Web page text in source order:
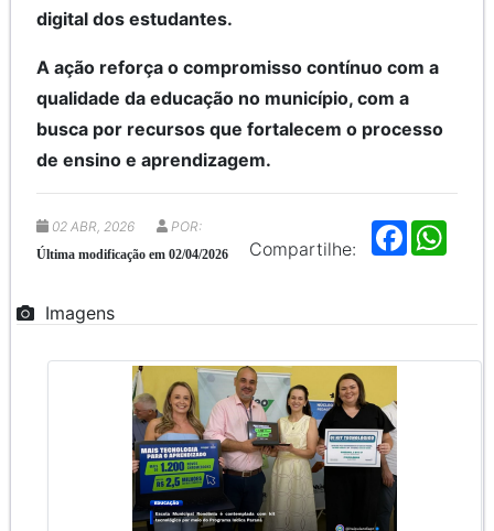
digital dos estudantes.
A ação reforça o compromisso contínuo com a
qualidade da educação no município, com a
busca por recursos que fortalecem o processo
de ensino e aprendizagem.
Compartilhe:
F
a
02 ABR, 2026 POR:
Última modificação em 02/04/2026
Imagens